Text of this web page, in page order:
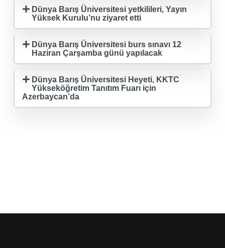
Dünya Barış Üniversitesi yetkilileri, Yayın
Yüksek Kurulu’nu ziyaret etti
Dünya Barış Üniversitesi burs sınavı 12
Haziran Çarşamba günü yapılacak
Dünya Barış Üniversitesi Heyeti, KKTC
Yükseköğretim Tanıtım Fuarı için
Azerbaycan’da